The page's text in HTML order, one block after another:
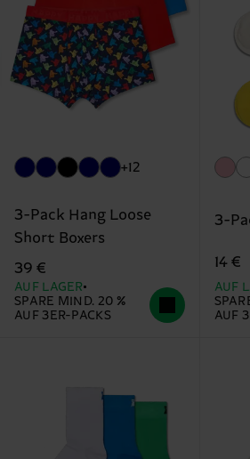
+12
3-Pack Hang Loose
Short Boxers
39 €
AUF LAGER
SPARE MIND. 20 %
AUF 3ER-PACKS
3-
14 €
AUF
AUF